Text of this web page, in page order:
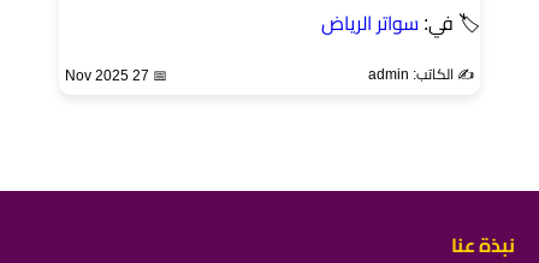
🏷 في: سواتر الرياض
✍️ الكاتب: admin 📅 27 Nov 2025
نبذة عنا